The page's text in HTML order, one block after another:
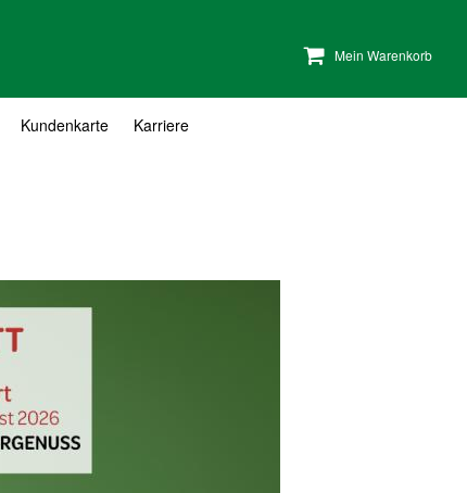
Mein Warenkorb
Kundenkarte Karriere